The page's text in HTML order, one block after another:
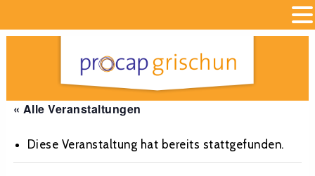
« Alle Veranstaltungen
Diese Veranstaltung hat bereits stattgefunden.